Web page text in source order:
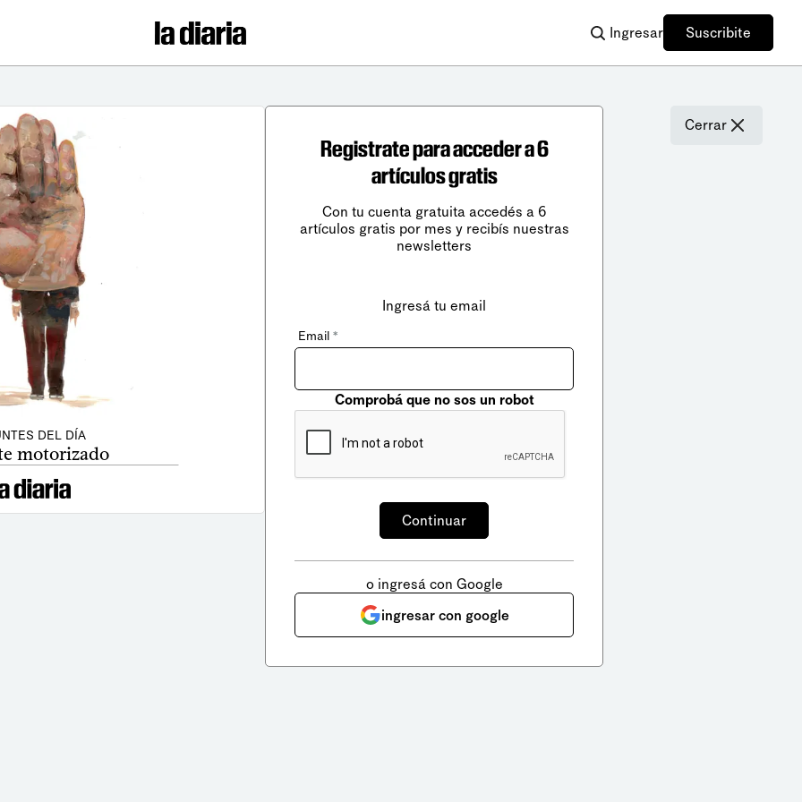
Ingresar Suscribite
DEL DÍA
motorizado
Cerrar
Registrate para acceder a 6
artículos gratis
Con tu cuenta gratuita accedés a 6
artículos gratis por mes y recibís nuestras
newsletters
Ingresá tu email
Email *
Comprobá que no sos un robot
o ingresá con Google
ingresar con google